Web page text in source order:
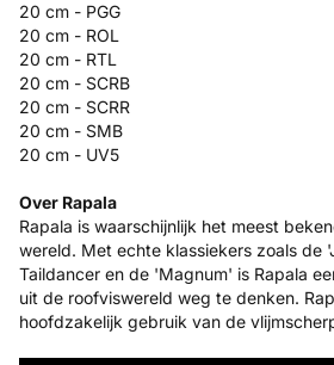
20 cm - PGG
20 cm - ROL
20 cm - RTL
20 cm - SCRB
20 cm - SCRR
20 cm - SMB
20 cm - UV5
Over Rapala
Rapala is waarschijnlijk het meest
wereld. Met echte klassiekers zoals de
Taildancer en de 'Magnum' is Rapala
uit de roofviswereld weg te denken.
hoofdzakelijk gebruik van de